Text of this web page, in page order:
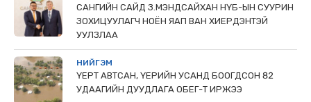
САНГИЙН САЙД З.МЭНДСАЙХАН НҮБ-ЫН СУУРИН
ЗОХИЦУУЛАГЧ НОЁН ЯАП ВАН ХИЕРДЭНТЭЙ
УУЛЗЛАА
НИЙГЭМ
ҮЕРТ АВТСАН, ҮЕРИЙН УСАНД БООГДСОН 82
УДААГИЙН ДУУДЛАГА ОБЕГ-Т ИРЖЭЭ